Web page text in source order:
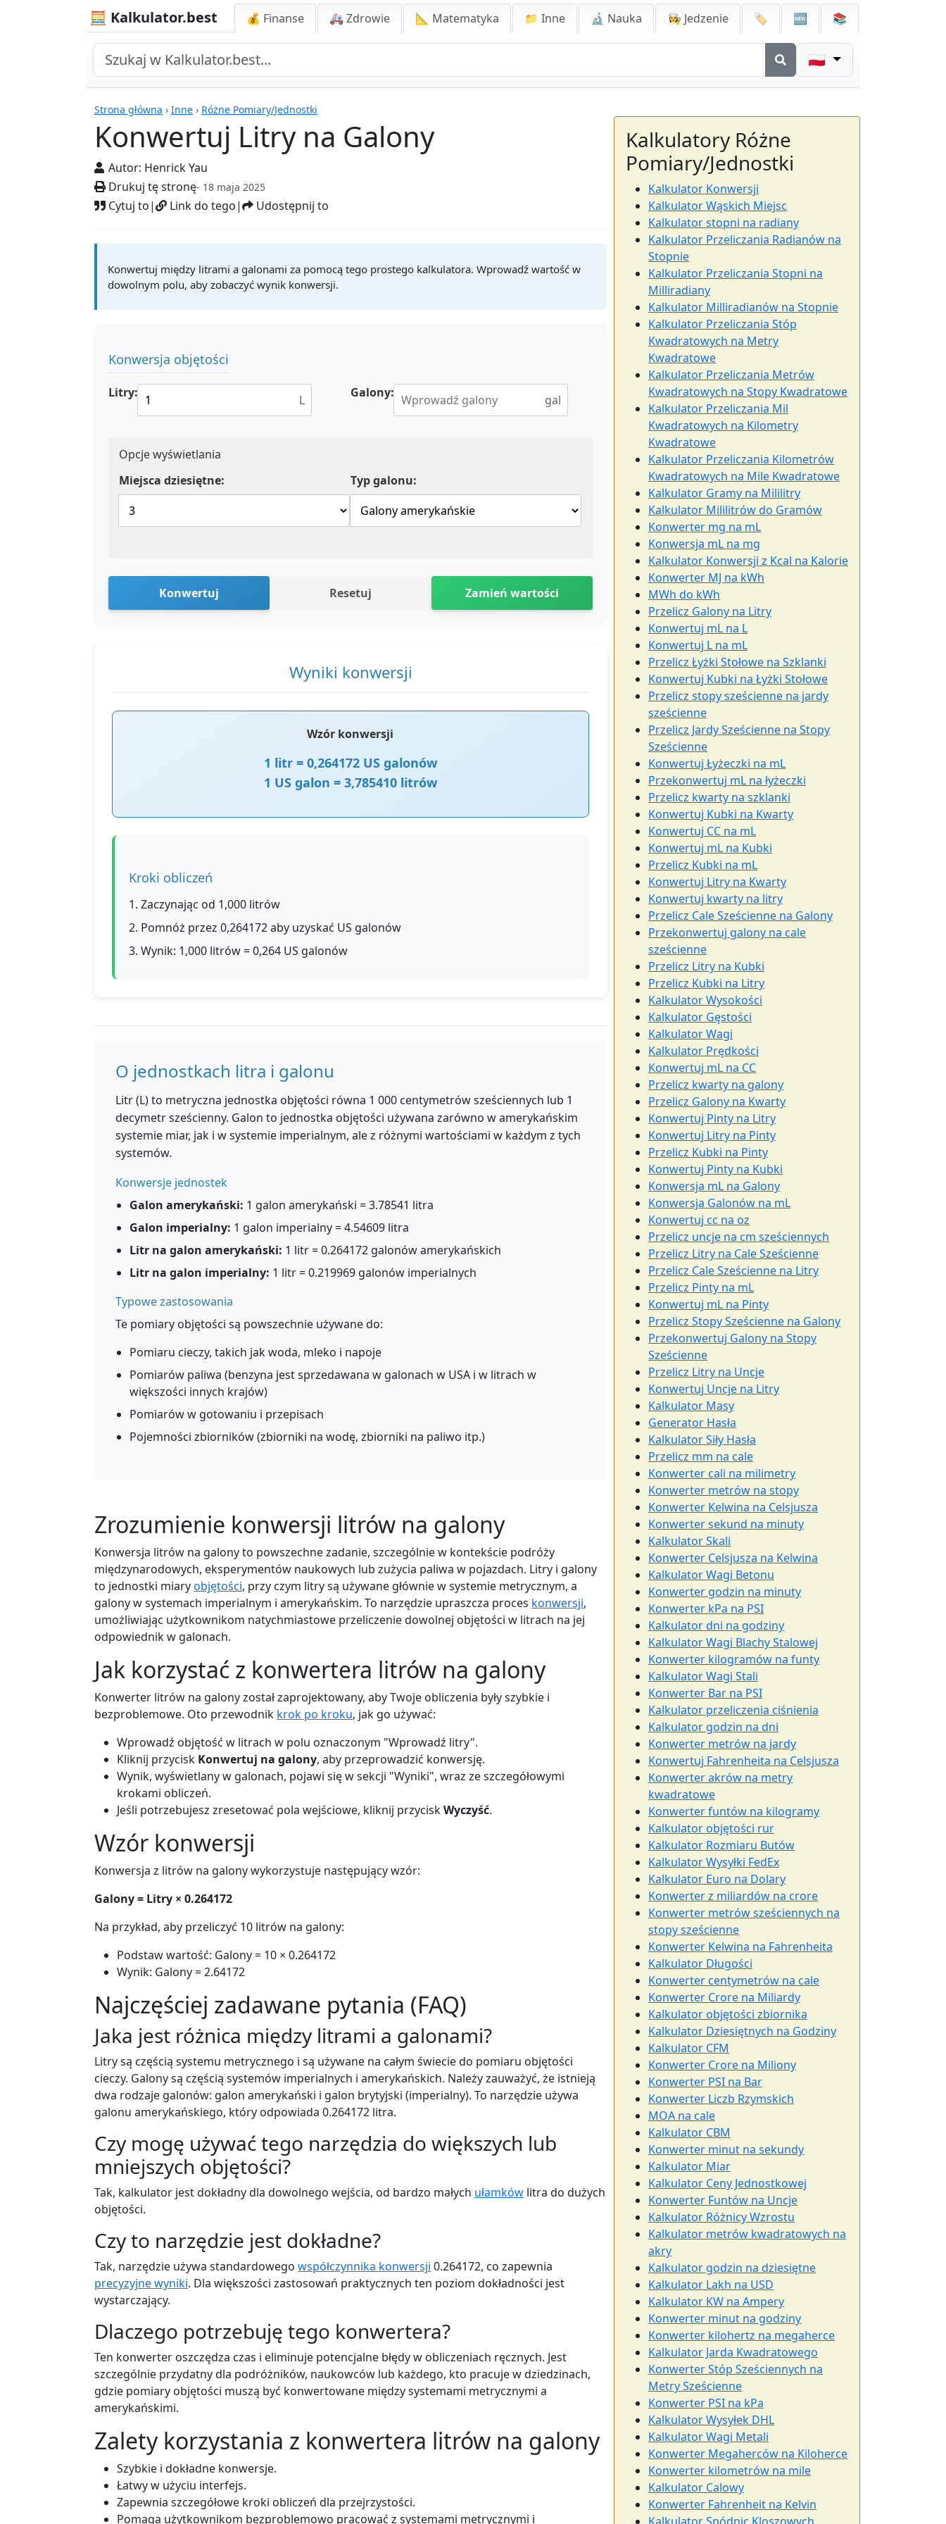
🧮 Kalkulator.best 💰 Finanse 🚑 Zdrowie 📐 Matematyka 📁 Inne 🔬 Nauka 👩‍🍳 Jedzenie 🏷️ 🆕 📚
🇵🇱
Strona główna › Inne › Różne Pomiary/Jednostki
Konwertuj Litry na Galony
Autor: Henrick Yau
Drukuj tę stronę- 18 maja 2025
Cytuj to| Link do tego| Udostępnij to
Kalkulatory
Konwertuj między litrami a galonami za pomocą tego prostego kalkulatora. Wprowadź wartość w
dowolnym polu, aby zobaczyć wynik konwersji.
Konwersja objętości
Litry: L Galony: gal
Opcje wyświetlania
Miejsca dziesiętne:
Typ galonu:
Konwertuj Resetuj Zamień wartości
Wyniki konwersji
Wzór konwersji
1 litr = 0,264172 US galonów
1 US galon = 3,785410 litrów
Kroki obliczeń
1. Zaczynając od 1,000 litrów
2. Pomnóż przez 0,264172 aby uzyskać US galonów
3. Wynik: 1,000 litrów = 0,264 US galonów
O jednostkach litra i galonu
Litr (L) to metryczna jednostka objętości równa 1 000 centymetrów sześciennych lub 1
decymetr sześcienny. Galon to jednostka objętości używana zarówno w amerykańskim
systemie miar, jak i w systemie imperialnym, ale z różnymi wartościami w każdym z tych
systemów.
Konwersje jednostek
Galon amerykański: 1 galon amerykański = 3.78541 litra
Galon imperialny: 1 galon imperialny = 4.54609 litra
Litr na galon amerykański: 1 litr = 0.264172 galonów amerykańskich
Litr na galon imperialny: 1 litr = 0.219969 galonów imperialnych
Typowe zastosowania
Te pomiary objętości są powszechnie używane do:
Pomiaru cieczy, takich jak woda, mleko i napoje
Pomiarów paliwa (benzyna jest sprzedawana w galonach w USA i w litrach w
większości innych krajów)
Pomiarów w gotowaniu i przepisach
Pojemności zbiorników (zbiorniki na wodę, zbiorniki na paliwo itp.)
Zrozumienie konwersji litrów na galony
Konwersja litrów na galony to powszechne zadanie, szczególnie w kontekście podróży
międzynarodowych, eksperymentów naukowych lub zużycia paliwa w pojazdach. Litry i galony
to jednostki miaryobjętości, przy czym litry są używane głównie w systemie metrycznym, a
galony w systemach imperialnym i amerykańskim. To narzędzie upraszcza proces konwersji,
umożliwiając użytkownikom natychmiastowe przeliczenie dowolnej objętości w litrach na jej
odpowiednik w galonach.
Jak korzystać z konwertera litrów na galony
Konwerter litrów na galony został zaprojektowany, aby Twoje obliczenia były szybkie i
bezproblemowe. Oto przewodnik krok po kroku, jak go używać:
Wprowadź objętość w litrach w polu oznaczonym "Wprowadź litry".
Kliknij przycisk Konwertuj na galony, aby przeprowadzić konwersję.
Wynik, wyświetlany w galonach, pojawi się w sekcji "Wyniki", wraz ze szczegółowymi
krokami obliczeń.
Jeśli potrzebujesz zresetować pola wejściowe, kliknij przyciskWyczyść.
Wzór konwersji
Konwersja z litrów na galony wykorzystuje następujący wzór:
Galony = Litry × 0.264172
Na przykład, aby przeliczyć 10 litrów na galony:
Podstaw wartość: Galony = 10 × 0.264172
Wynik: Galony = 2.64172
Najczęściej zadawane pytania (FAQ)
Jaka jest różnica między litrami a galonami?
Litry są częścią systemu metrycznego i są używane na całym świecie do pomiaru objętości
cieczy. Galony są częścią systemów imperialnych i amerykańskich. Należy zauważyć, że istnieją
dwa rodzaje galonów: galon amerykański i galon brytyjski (imperialny). To narzędzie używa
galonu amerykańskiego, który odpowiada 0.264172 litra.
Czy mogę używać tego narzędzia do większych lub
mniejszych objętości?
Tak, kalkulator jest dokładny dla dowolnego wejścia, od bardzo małych ułamków litra do dużych
objętości.
Czy to narzędzie jest dokładne?
Tak, narzędzie używa standardowego współczynnika konwersji 0.264172, co zapewnia
precyzyjne wyniki. Dla większości zastosowań praktycznych ten poziom dokładności jest
wystarczający.
Dlaczego potrzebuję tego konwertera?
Ten konwerter oszczędza czas i eliminuje potencjalne błędy w obliczeniach ręcznych. Jest
szczególnie przydatny dla podróżników, naukowców lub każdego, kto pracuje w dziedzinach,
gdzie pomiary objętości muszą być konwertowane między systemami metrycznymi a
amerykańskimi.
Zalety korzystania z konwertera litrów na galony
Szybkie i dokładne konwersje.
Łatwy w użyciu interfejs.
Zapewnia szczegółowe kroki obliczeń dla przejrzystości.
Pomaga użytkownikom bezproblemowo pracować z systemami metrycznymi i
Kalkulatory Różne
Pomiary/Jednostki
Kalkulator Konwersji
Kalkulator Wąskich Miejsc
Kalkulator stopni na radiany
Kalkulator Przeliczania Radianów na
Stopnie
Kalkulator Przeliczania Stopni na
Milliradiany
Kalkulator Milliradianów na Stopnie
Kalkulator Przeliczania Stóp
Kwadratowych na Metry
Kwadratowe
Kalkulator Przeliczania Metrów
Kwadratowych na Stopy Kwadratowe
Kalkulator Przeliczania Mil
Kwadratowych na Kilometry
Kwadratowe
Kalkulator Przeliczania Kilometrów
Kwadratowych na Mile Kwadratowe
Kalkulator Gramy na Mililitry
Kalkulator Mililitrów do Gramów
Konwerter mg na mL
Konwersja mL na mg
Kalkulator Konwersji z Kcal na Kalorie
Konwerter MJ na kWh
MWh do kWh
Przelicz Galony na Litry
Konwertuj mL na L
Konwertuj L na mL
Przelicz Łyżki Stołowe na Szklanki
Konwertuj Kubki na Łyżki Stołowe
Przelicz stopy sześcienne na jardy
sześcienne
Przelicz Jardy Sześcienne na Stopy
Sześcienne
Konwertuj Łyżeczki na mL
Przekonwertuj mL na łyżeczki
Przelicz kwarty na szklanki
Konwertuj Kubki na Kwarty
Konwertuj CC na mL
Konwertuj mL na Kubki
Przelicz Kubki na mL
Konwertuj Litry na Kwarty
Konwertuj kwarty na litry
Przelicz Cale Sześcienne na Galony
Przekonwertuj galony na cale
sześcienne
Przelicz Litry na Kubki
Przelicz Kubki na Litry
Kalkulator Wysokości
Kalkulator Gęstości
Kalkulator Wagi
Kalkulator Prędkości
Konwertuj mL na CC
Przelicz kwarty na galony
Przelicz Galony na Kwarty
Konwertuj Pinty na Litry
Konwertuj Litry na Pinty
Przelicz Kubki na Pinty
Konwertuj Pinty na Kubki
Konwersja mL na Galony
Konwersja Galonów na mL
Konwertuj cc na oz
Przelicz uncje na cm sześciennych
Przelicz Litry na Cale Sześcienne
Przelicz Cale Sześcienne na Litry
Przelicz Pinty na mL
Konwertuj mL na Pinty
Przelicz Stopy Sześcienne na Galony
Przekonwertuj Galony na Stopy
Sześcienne
Przelicz Litry na Uncje
Konwertuj Uncje na Litry
Kalkulator Masy
Generator Hasła
Kalkulator Siły Hasła
Przelicz mm na cale
Konwerter cali na milimetry
Konwerter metrów na stopy
Konwerter Kelwina na Celsjusza
Konwerter sekund na minuty
Kalkulator Skali
Konwerter Celsjusza na Kelwina
Kalkulator Wagi Betonu
Konwerter godzin na minuty
Konwerter kPa na PSI
Kalkulator dni na godziny
Kalkulator Wagi Blachy Stalowej
Konwerter kilogramów na funty
Kalkulator Wagi Stali
Konwerter Bar na PSI
Kalkulator przeliczenia ciśnienia
Kalkulator godzin na dni
Konwerter metrów na jardy
Konwertuj Fahrenheita na Celsjusza
Konwerter akrów na metry
kwadratowe
Konwerter funtów na kilogramy
Kalkulator objętości rur
Kalkulator Rozmiaru Butów
Kalkulator Wysyłki FedEx
Kalkulator Euro na Dolary
Konwerter z miliardów na crore
Konwerter metrów sześciennych na
stopy sześcienne
Konwerter Kelwina na Fahrenheita
Kalkulator Długości
Konwerter centymetrów na cale
Konwerter Crore na Miliardy
Kalkulator objętości zbiornika
Kalkulator Dziesiętnych na Godziny
Kalkulator CFM
Konwerter Crore na Miliony
Konwerter PSI na Bar
Konwerter Liczb Rzymskich
MOA na cale
Kalkulator CBM
Konwerter minut na sekundy
Kalkulator Miar
Kalkulator Ceny Jednostkowej
Konwerter Funtów na Uncje
Kalkulator Różnicy Wzrostu
Kalkulator metrów kwadratowych na
akry
Kalkulator godzin na dziesiętne
Kalkulator Lakh na USD
Kalkulator KW na Ampery
Konwerter minut na godziny
Konwerter kilohertz na megaherce
Kalkulator Jarda Kwadratowego
Konwerter Stóp Sześciennych na
Metry Sześcienne
Konwerter PSI na kPa
Kalkulator Wysyłek DHL
Kalkulator Wagi Metali
Konwerter Megaherców na Kiloherce
Konwerter kilometrów na mile
Kalkulator Calowy
Konwerter Fahrenheit na Kelvin